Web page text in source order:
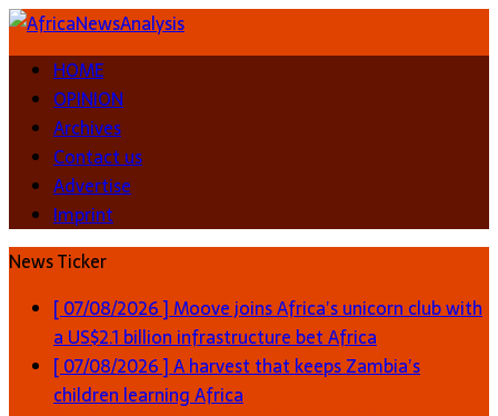
HOME
OPINION
Archives
Contact us
Advertise
Imprint
News Ticker
[ 07/08/2026 ]Moove joins Africa’s unicorn club with
a US$2.1 billion infrastructure betAfrica
[ 07/08/2026 ]A harvest that keeps Zambia’s
children learningAfrica